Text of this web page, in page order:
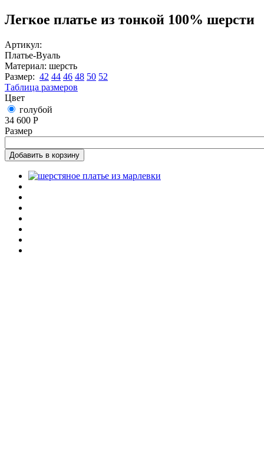
Легкое платье из тонкой 100% шерсти
Артикул:
Платье-Вуаль
Материал: шерсть
Размер: 42 44 46 48 50 52
Таблица размеров
Цвет
голубой
34 600 Р
Размер